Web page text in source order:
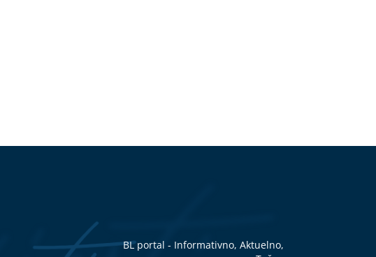
BL portal - Informativno, Aktuelno,